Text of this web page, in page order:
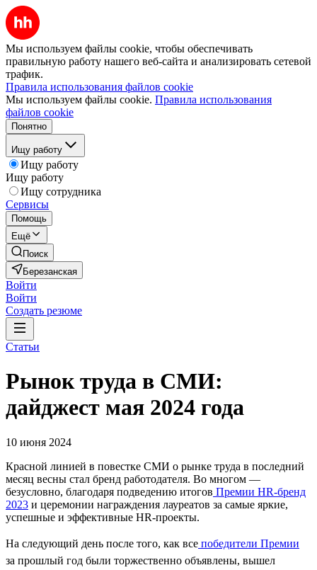
Мы используем файлы cookie, чтобы обеспечивать
правильную работу нашего веб-сайта и анализировать сетевой
трафик.
Правила использования файлов cookie
Мы используем файлы cookie. Правила использования
файлов cookie
Понятно
Ищу работу
Ищу работу
Ищу работу
Ищу сотрудника
Сервисы
Помощь
Ещё
Поиск
Березанская
Войти
Войти
Создать резюме
Статьи
Рынок труда в СМИ:
дайджест мая 2024 года
10 июня 2024
Красной линией в повестке СМИ о рынке труда в последний
месяц весны стал бренд работодателя. Во многом —
безусловно, благодаря подведению итогов Премии HR-бренд
2023 и церемонии награждения лауреатов за самые яркие,
успешные и эффективные HR-проекты.
На следующий день после того, как все победители Премии
за прошлый год были торжественно объявлены, вышел